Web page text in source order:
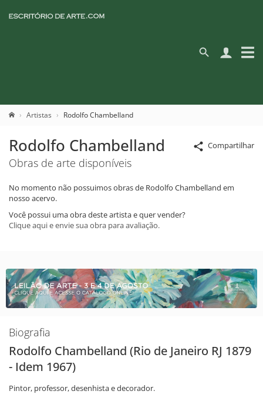
Artistas Rodolfo Chambelland
Compartilhar
Rodolfo Chambelland
Obras de arte disponíveis
No momento não possuimos obras de Rodolfo Chambelland em
nosso acervo.
Você possui uma obra deste artista e quer vender?
Clique aqui e envie sua obra para avaliação.
Biografia
Rodolfo Chambelland (Rio de Janeiro RJ 1879
- Idem 1967)
Pintor, professor, desenhista e decorador.